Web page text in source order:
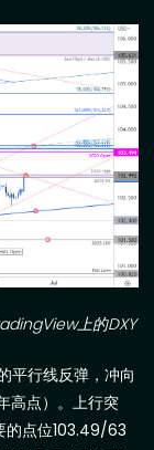
上的DXY
平行线反弹，冲向
高点）。上行突
的点位103.49/63